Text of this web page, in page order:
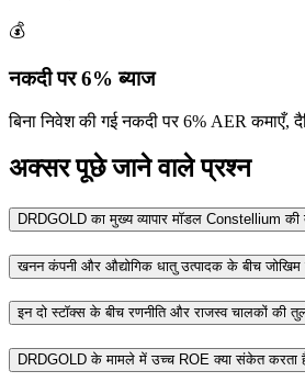
💰
नकदी पर 6% ब्याज
बिना निवेश की गई नकदी पर 6% AER कमाएँ,
अक्सर पूछे जाने वाले प्रश्न
DRDGOLD का मुख्य व्यापार मॉडल Constellium की
खनन कंपनी और औद्योगिक धातु उत्पादक के बीच
इन दो स्टॉक्स के बीच रणनीति और राजस्व चालकों की
DRDGOLD के मामले में उच्च ROE क्या संकेत करता